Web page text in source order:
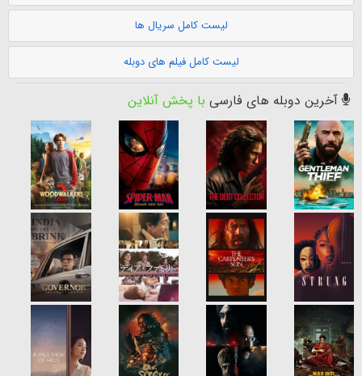
لیست کامل سریال ها
لیست کامل فیلم های دوبله
آخرین دوبله های فارسی با پخش آنلاین